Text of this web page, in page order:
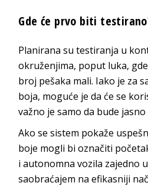
Gde će prvo biti
Planirana su testiranja u
okruženjima, poput luka,
broj pešaka mali. Iako je za
boja, moguće je da će se
važno je samo da bude jasno
Ako se sistem pokaže
boje mogli bi označiti
i autonomna vozila zajedno
saobraćajem na efikasniji